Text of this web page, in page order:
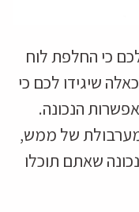
כי החלפת לוח
שיגידו לכם כי
הנכונה.
של ממש,
שאתם תוכלו